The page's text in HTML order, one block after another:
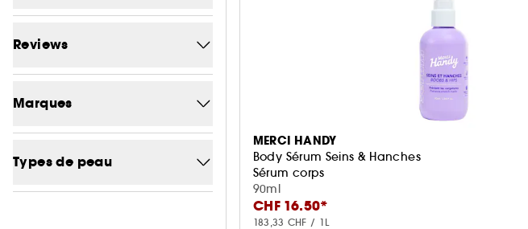
Reviews
Marques
Types de peau
MERCI HANDY
Body Sérum Seins & Hanches
Sérum corps
90ml
CHF 16.50*
183,33 CHF / 1L